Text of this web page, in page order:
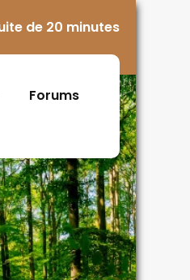
de 20 minutes
Forums